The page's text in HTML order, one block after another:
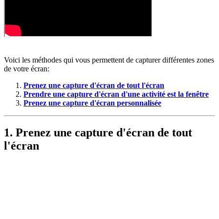
Voici les méthodes qui vous permettent de capturer différentes zones
de votre écran:
Prenez une capture d'écran de tout l'écran
Prendre une capture d'écran d'une activité est la fenêtre
Prenez une capture d'écran personnalisée
1. Prenez une capture d'écran de tout
l'écran